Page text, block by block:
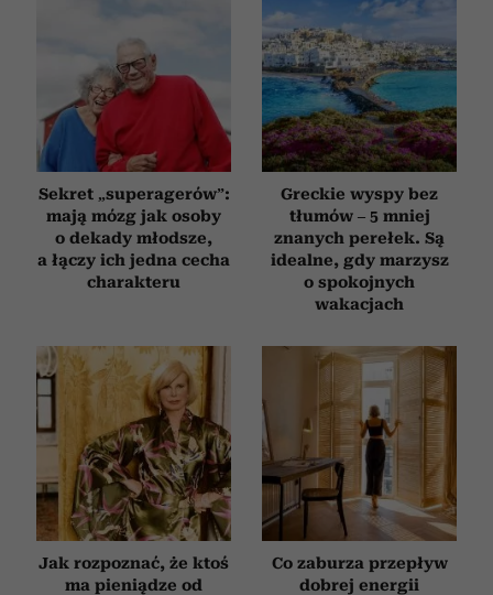
społecznościowym, reklamowym i analitycznym.
Partnerzy mogą połączyć te informacje z innymi danymi
otrzymanymi od Ciebie lub uzyskanymi podczas
korzystania z ich usług.
Sekret „superagerów”:
mają mózg jak osoby
o dekady młodsze,
a łączy ich jedna cecha
charakteru
Greckie wyspy bez
tłumów – 5 mniej
znanych perełek. Są
idealne, gdy marzysz
o spokojnych
wakacjach
Jak rozpoznać, że ktoś
ma pieniądze od
Co zaburza przepływ
dobrej energii